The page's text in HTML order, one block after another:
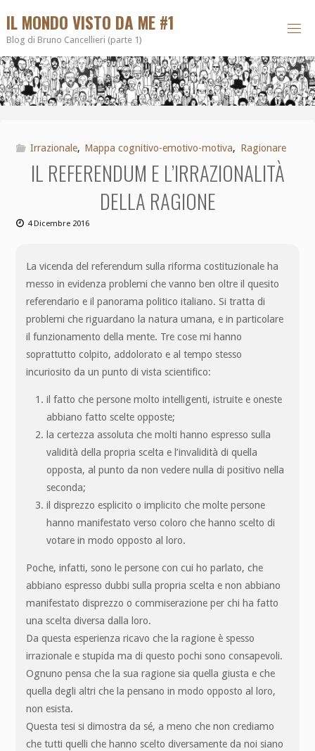
IL MONDO VISTO DA ME #1
Blog di Bruno Cancellieri (parte 1)
Irrazionale, Mappa cognitivo-emotivo-motiva, Ragionare
IL REFERENDUM E L’IRRAZIONALITÀ
DELLA RAGIONE
4 Dicembre 2016
La vicenda del referendum sulla riforma costituzionale ha
messo in evidenza problemi che vanno ben oltre il quesito
referendario e il panorama politico italiano. Si tratta di
problemi che riguardano la natura umana, e in particolare
il funzionamento della mente. Tre cose mi hanno
soprattutto colpito, addolorato e al tempo stesso
incuriosito da un punto di vista scientifico:
il fatto che persone molto intelligenti, istruite e oneste
abbiano fatto scelte opposte;
la certezza assoluta che molti hanno espresso sulla
validità della propria scelta e l’invalidità di quella
opposta, al punto da non vedere nulla di positivo nella
seconda;
il disprezzo esplicito o implicito che molte persone
hanno manifestato verso coloro che hanno scelto di
votare in modo opposto al loro.
Poche, infatti, sono le persone con cui ho parlato, che
abbiano espresso dubbi sulla propria scelta e non abbiano
manifestato disprezzo o commiserazione per chi ha fatto
una scelta diversa dalla loro.
Da questa esperienza ricavo che la ragione è spesso
irrazionale e stupida ma di questo pochi sono consapevoli.
Ognuno pensa che la sua ragione sia quella giusta e che
quella degli altri che la pensano in modo opposto al loro,
non esista.
Questa tesi si dimostra da sé, a meno che non crediamo
che tutti quelli che hanno scelto diversamente da noi siano